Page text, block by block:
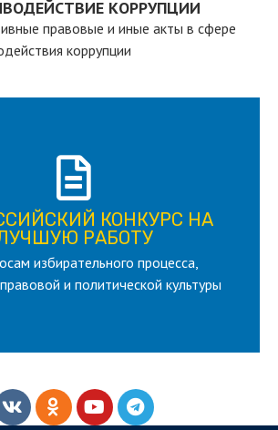
КОРРУПЦИИ
правовые и иные акты в сфере
коррупции
КОНКУРС НА
РАБОТУ
избирательного процесса,
и политической культуры
КОНКУРС НА
РАБОТУ
старше 18 и моложе 35 лет
ПОДРОБНЕЕ